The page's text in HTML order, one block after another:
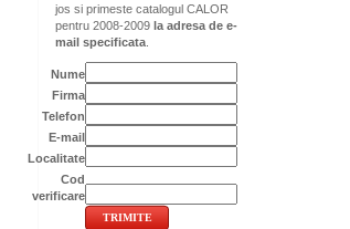
jos si primeste catalogul CALOR
pentru 2008-2009 la adresa de e-
mail specificata
Nume
Firma
Telefon
E-mail
Localitate
Cod
verificare